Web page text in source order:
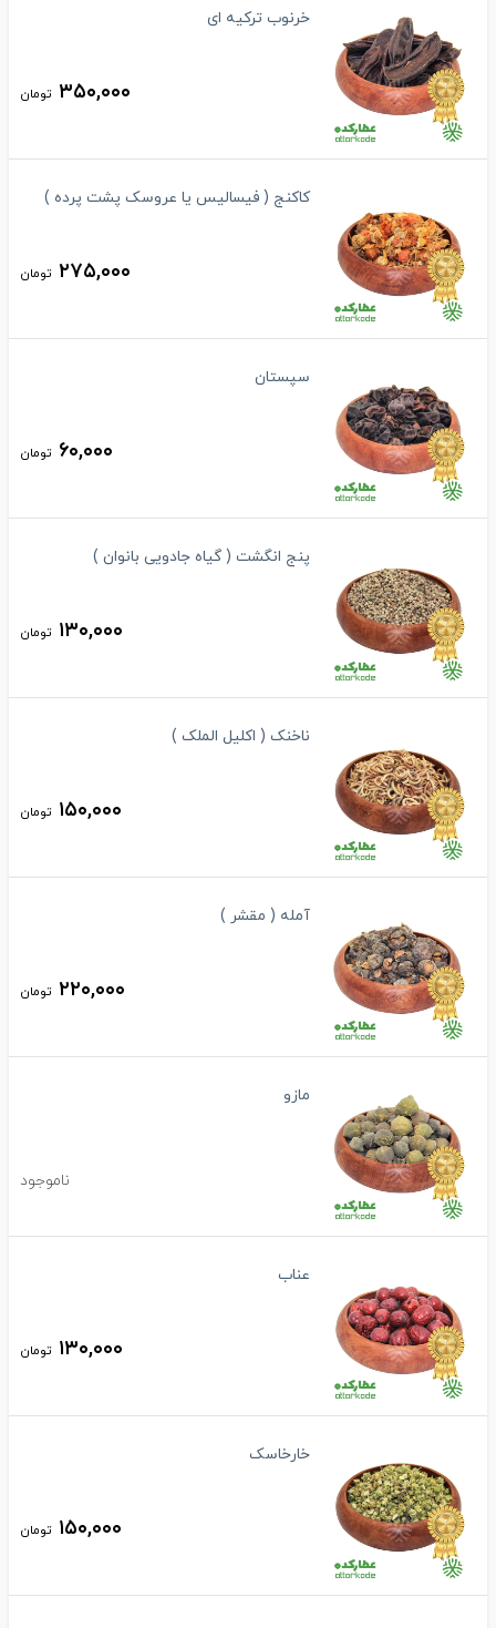
خرنوب ترکیه ای
۳۵۰,۰۰۰ تومان
کاکنج ( فیسالیس یا عروسک پشت پرده )
۲۷۵,۰۰۰ تومان
سپستان
۶۰,۰۰۰ تومان
پنج انگشت ( گیاه جادویی بانوان )
۱۳۰,۰۰۰ تومان
ناخنک ( اکلیل الملک )
۱۵۰,۰۰۰ تومان
آمله ( مقشر )
۲۲۰,۰۰۰ تومان
مازو
ناموجود
عناب
۱۳۰,۰۰۰ تومان
خارخاسک
۱۵۰,۰۰۰ تومان